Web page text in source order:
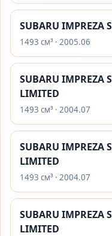
SUBARU IMPREZA
1493 см³ · 2005.06
SUBARU IMPREZA
LIMITED
1493 см³ · 2004.07
SUBARU IMPREZA
LIMITED
1493 см³ · 2004.07
SUBARU IMPREZA
LIMITED